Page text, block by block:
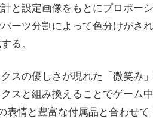
と設定画像をもとにプロポー
ーツ分割によって色分けがさ
る。
スの優しさが現れた「微笑み
スと組み換えることでゲーム
表情と豊富な付属品と合わせ